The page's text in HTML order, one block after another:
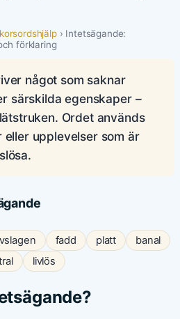
› Intetsägande:
förklaring
något som saknar
särskilda egenskaper –
Ordet används
upplevelser som är
fadd platt
banal
livlös